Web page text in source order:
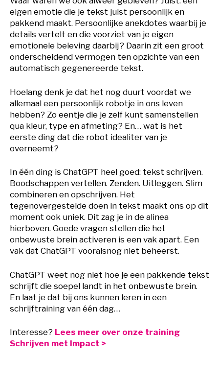
eigen emotie die je tekst juist persoonlijk en
pakkend maakt. Persoonlijke anekdotes waarbij je
details vertelt en die voorziet van je eigen
emotionele beleving daarbij? Daarin zit een groot
onderscheidend vermogen ten opzichte van een
automatisch gegenereerde tekst.
Hoelang denk je dat het nog duurt voordat we
allemaal een persoonlijk robotje in ons leven
hebben? Zo eentje die je zelf kunt samenstellen
qua kleur, type en afmeting? En… wat is het
eerste ding dat die robot idealiter van je
overneemt?
In één ding is ChatGPT heel goed: tekst schrijven.
Boodschappen vertellen. Zenden. Uitleggen. Slim
combineren en opschrijven. Het
tegenovergestelde doen in tekst maakt ons op dit
moment ook uniek. Dit zag je in de alinea
hierboven. Goede vragen stellen die het
onbewuste brein activeren is een vak apart. Een
vak dat ChatGPT vooralsnog niet beheerst.
ChatGPT weet nog niet hoe je een pakkende tekst
schrijft die soepel landt in het onbewuste brein.
En laat je dat bij ons kunnen leren in een
schrijftraining van één dag…
Interesse? Lees meer over onze training
Schrijven met Impact >